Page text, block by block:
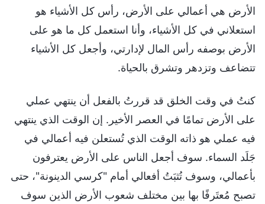
الأرض هي أعمالي على الأرض، رأس كل الأشياء هو
استعلاني في كل الأشياء، وأنا استعمل كل ما هو على
الأرض بوصفه رأس المال لإدارتي، وأجعل كل الأشياء
تتضاعف وتزدهر وتشرق بالحياة.
كنتُ في وقت الخلق قد قررتُ بالفعل أن ينتهي عملي
على الأرض تمامًا في العصر الأخير. إن الوقت الذي ينتهي
فيه عملي هو ذاته الوقت الذي تُستعلن فيه أعمالي في
جَلَد السماء. سوف أجعل الناس على الأرض يعترفون
بأعمالي، وسوف تُثبَتُ أفعالي أمام "كرسي الدينونة"، حتى
تصبح مُعتَرفًا بها بين مختلف شعوب الأرض الذين سوف